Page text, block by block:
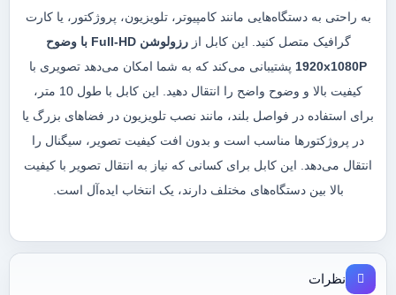
به راحتی به دستگاه‌هایی مانند کامپیوتر، تلویزیون، پروژکتور، یا کارت
گرافیک متصل کنید. این کابل از
رزولوشن Full-HD با وضوح
1920x1080P پشتیبانی می‌کند که به شما امکان می‌دهد تصویری با
کیفیت بالا و وضوح واضح را انتقال دهید. این کابل با طول 10 متر،
برای استفاده در فواصل بلند، مانند نصب تلویزیون در فضاهای بزرگ یا
در پروژکتورها مناسب است و بدون افت کیفیت تصویر، سیگنال را
انتقال می‌دهد. این کابل برای کسانی که نیاز به انتقال تصویر با کیفیت
بالا بین دستگاه‌های مختلف دارند، یک انتخاب ایده‌آل است.
نظرات